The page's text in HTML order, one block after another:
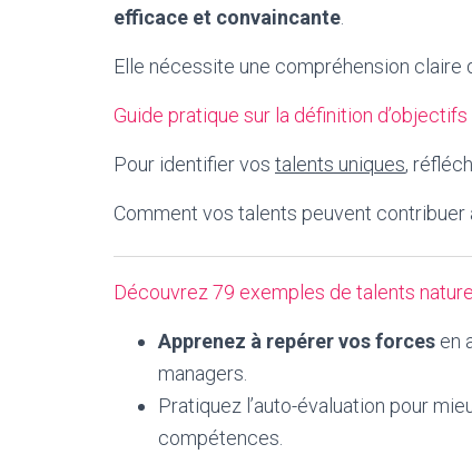
efficace et convaincante
Elle nécessite une compréhension claire
Guide pratique sur la définition
Pour identifier vos talents uniques,
Comment vos talents peuvent
Découvrez 79 exemples de talents
Apprenez à repérer vos forces en
managers.
Pratiquez l’auto-évaluation pour
compétences.